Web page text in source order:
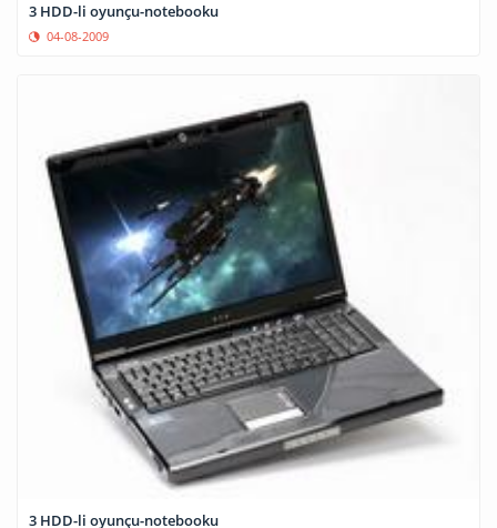
3 HDD-li oyunçu-notebooku
04-08-2009
3 HDD-li oyunçu-notebooku